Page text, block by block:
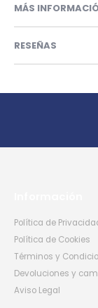
MÁS
RESEÑAS
Política de
Política de Cookies
Términos y
Devoluciones y
Aviso Legal